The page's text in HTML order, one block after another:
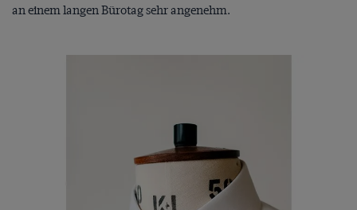
an einem langen Bürotag sehr angenehm.